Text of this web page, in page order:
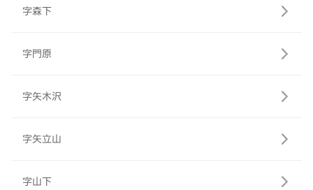
字森下
字門原
字矢木沢
字矢立山
字山下